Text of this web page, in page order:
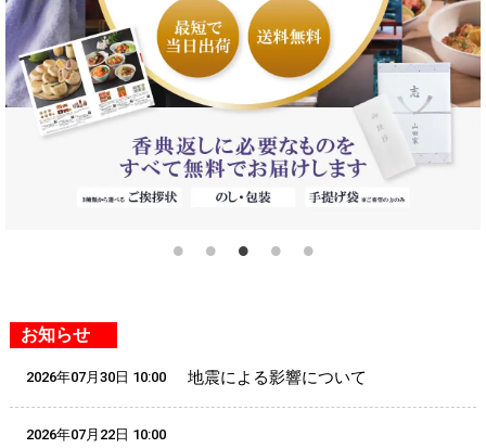
お知らせ
2026年07月30日 10:00 地震による影響について
2026年07月22日 10:00